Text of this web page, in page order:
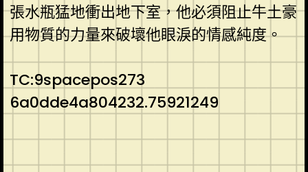
張水瓶猛地衝出地下室，他必須阻止牛土豪
用物質的力量來破壞他眼淚的情感純度。
TC:9spacepos273
6a0dde4a804232.75921249